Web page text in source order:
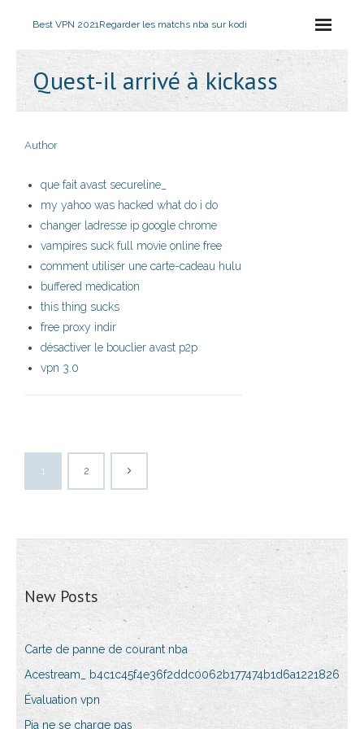
Best VPN 2021Regarder les matchs nba sur kodi
Quest-il arrivé à kickass
Author
que fait avast secureline_
my yahoo was hacked what do i do
changer ladresse ip google chrome
vampires suck full movie online free
comment utiliser une carte-cadeau hulu
buffered medication
this thing sucks
free proxy indir
désactiver le bouclier avast p2p
vpn 3.0
1 2
New Posts
Carte de panne de courant nba
Acestream_ b4c1c45f4e36f2ddc0062b177474b1d6a1221826
Évaluation vpn
Pia ne se charge pas